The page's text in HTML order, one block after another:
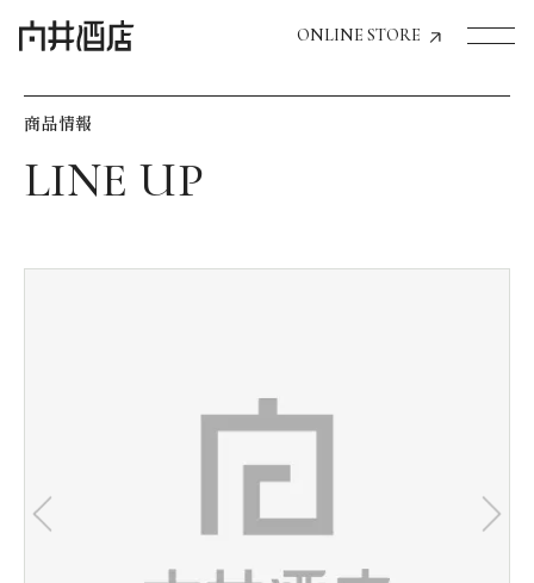
ONLINE STORE
飲食店経営のお客様
お気に入り機能の活用方法
商品情報